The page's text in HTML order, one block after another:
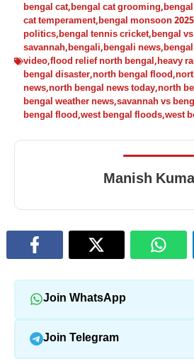
bengal cat,bengal cat grooming,
cat temperament,bengal monsoon 2025
politics,bengal tennis cricket,bengal vs
savannah,bengali,bengali news,
video,flood relief north bengal,heavy
bengal disaster,north bengal flood,
news,north bengal news today,north
bengal weather news,savannah vs
bengal flood,west bengal floods,west
Manish
Join WhatsApp
Join Telegram